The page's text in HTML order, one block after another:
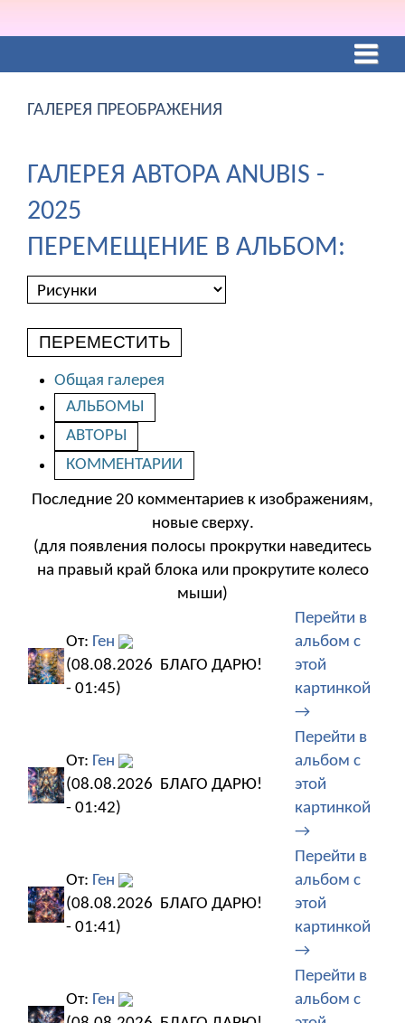
ГАЛЕРЕЯ ПРЕОБРАЖЕНИЯ
ГАЛЕРЕЯ АВТОРА ANUBIS -
2025
ПЕРЕМЕЩЕНИЕ В АЛЬБОМ:
ПЕРЕМЕСТИТЬ
Общая галерея
АЛЬБОМЫ
АВТОРЫ
КОММЕНТАРИИ
Последние 20 комментариев к изображениям,
новые сверху.
(для появления полосы прокрутки наведитесь
на правый край блока или прокрутите колесо
мыши)
От: Ген
(08.08.2026
- 01:45)
БЛАГО ДАРЮ!
Перейти в
альбом с
этой
картинкой
→
От: Ген
(08.08.2026
- 01:42)
БЛАГО ДАРЮ!
Перейти в
альбом с
этой
картинкой
→
От: Ген
(08.08.2026
- 01:41)
БЛАГО ДАРЮ!
Перейти в
альбом с
этой
картинкой
→
От: Ген
Перейти в
альбом с